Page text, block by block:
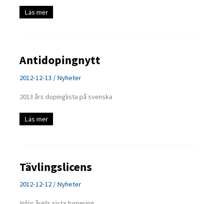
Till
Sundsvall
Läs mer
Antidopingnytt
2012-12-13 / Nyheter
2013 års dopinglista på svenska
Antidopingnytt
Läs mer
Tävlingslicens
2012-12-12 / Nyheter